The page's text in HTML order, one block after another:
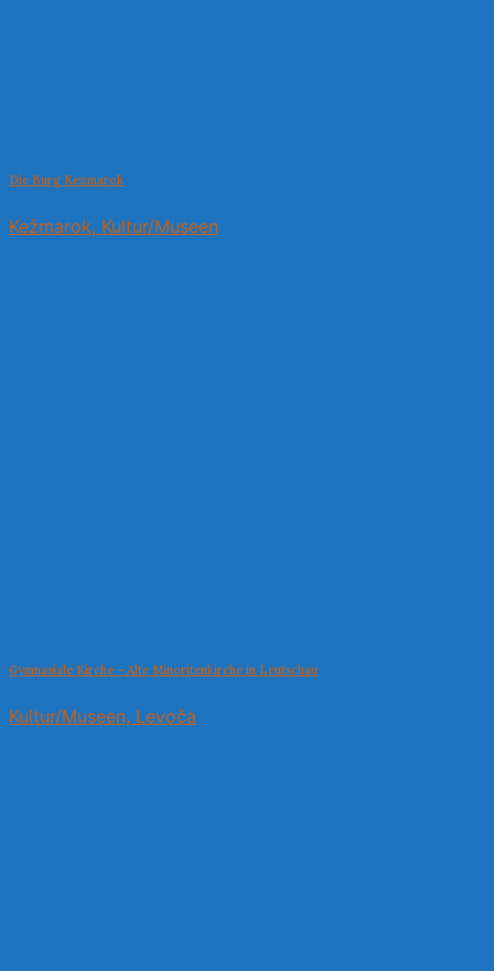
Die Burg Kezmarok
Kežmarok, Kultur/Museen
Gymnasiale Kirche – Alte Minoritenkirche in Leutschau
Kultur/Museen, Levoča